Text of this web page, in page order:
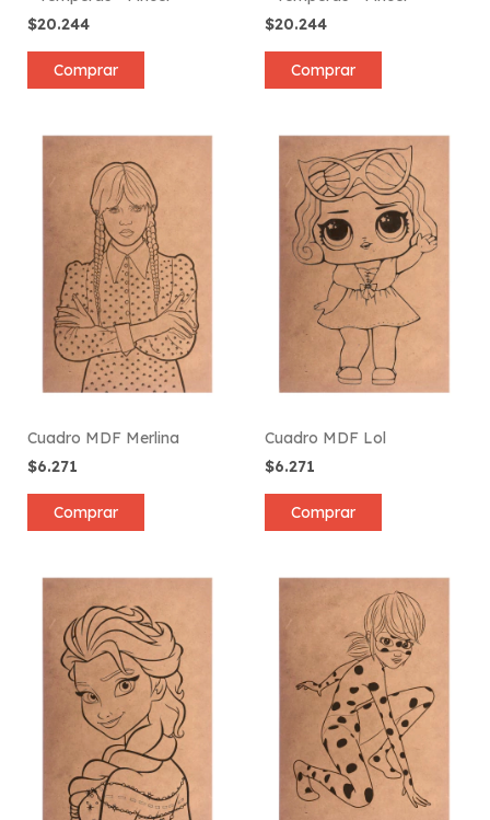
$20.244
Comprar
$20.244
Comprar
Cuadro MDF Merlina
$6.271
Comprar
Cuadro MDF Lol
$6.271
Comprar